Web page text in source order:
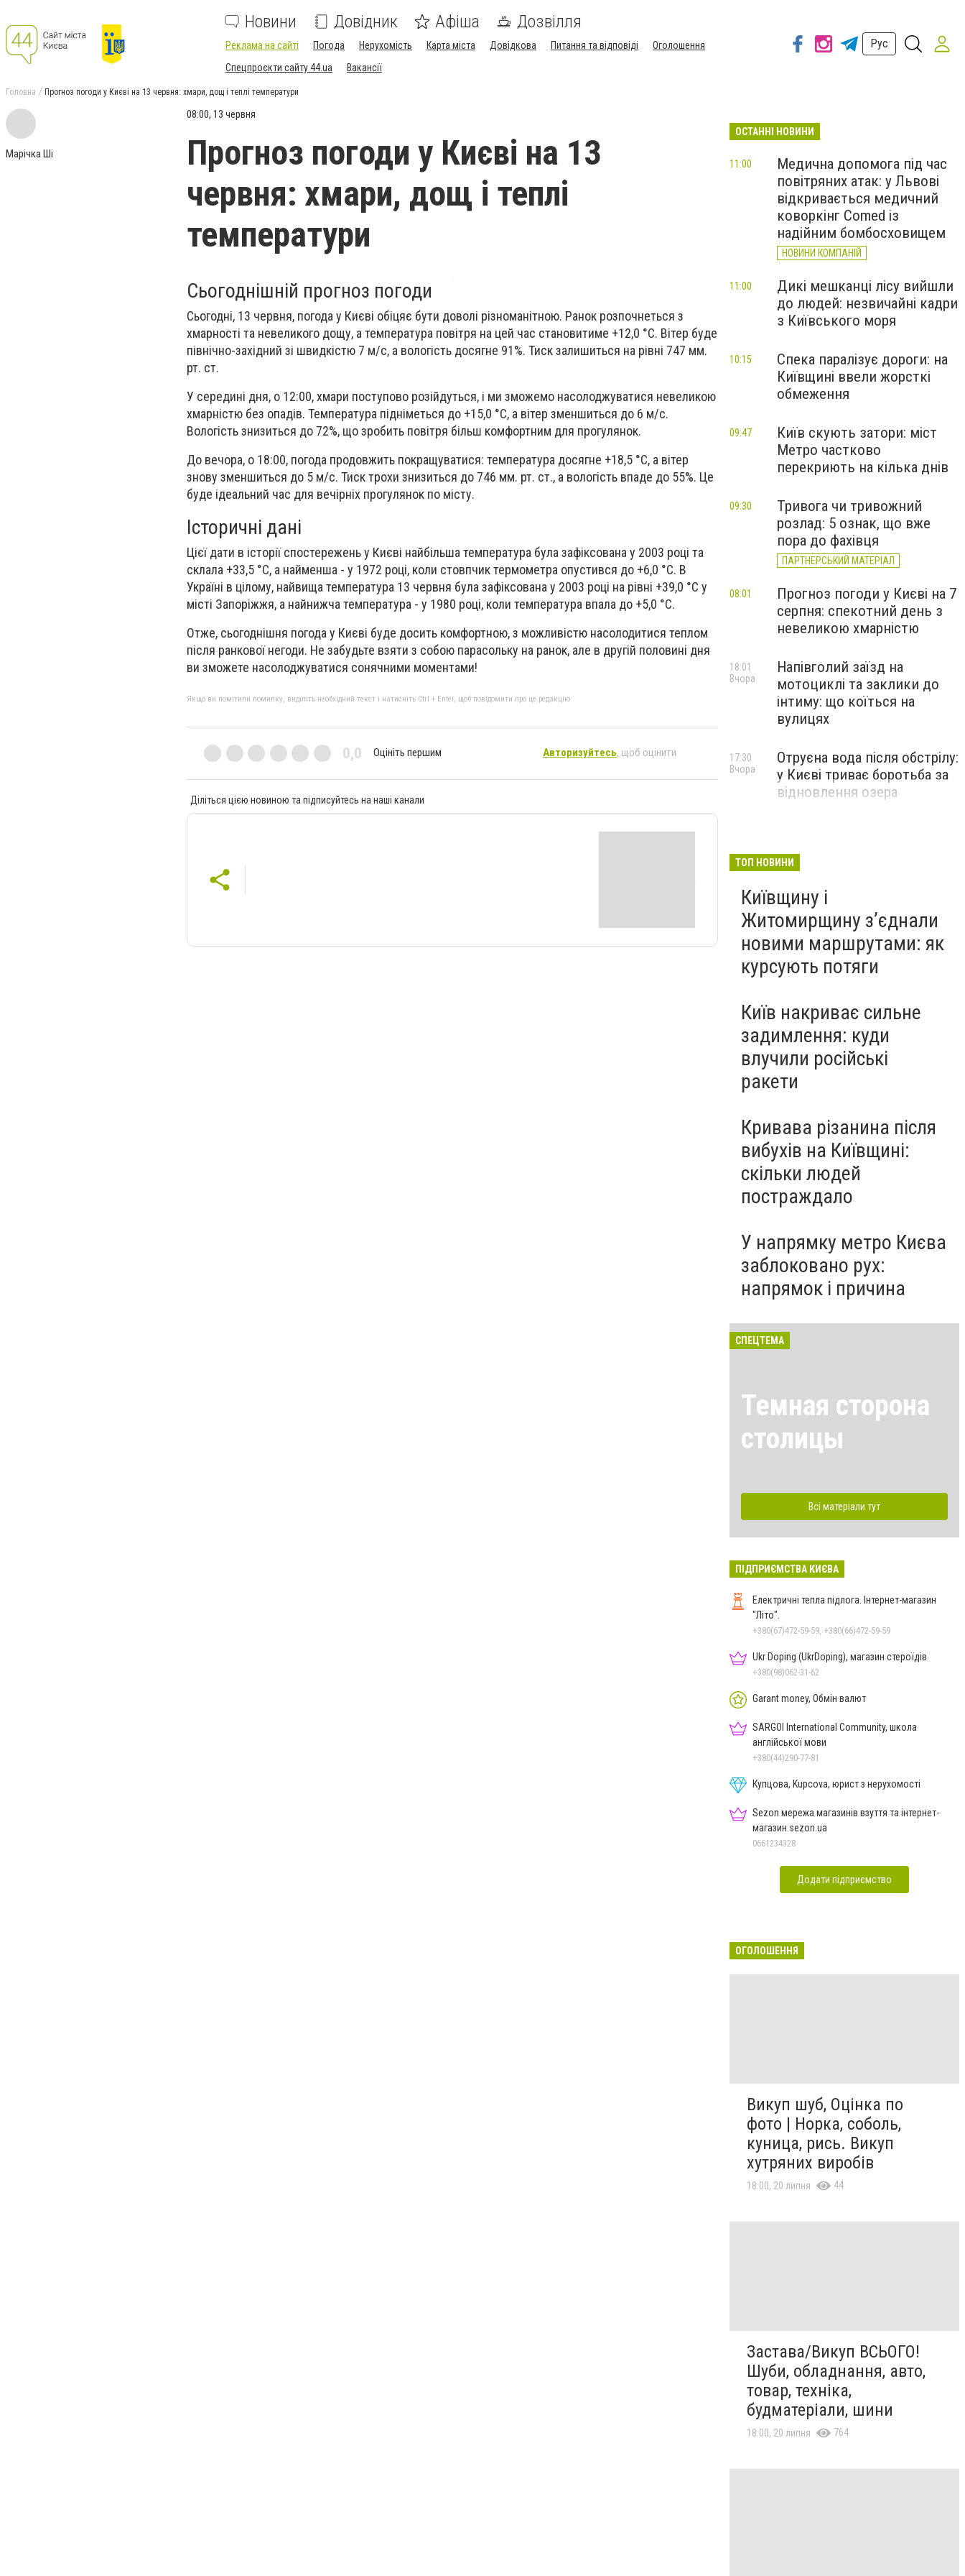
Новини Довідник Афіша Дозвілля
Реклама на сайті Погода Нерухомість Карта міста Довідкова Питання та відповіді
Оголошення
Спецпроєкти сайту 44.ua
Вакансії
Рус
Головна Прогноз погоди у Києві на 13 червня: хмари, дощ і теплі температури
Марічка Ші
08:00, 13 червня
Прогноз погоди у Києві на 13
червня: хмари, дощ і теплі
температури
Сьогоднішній прогноз погоди
Сьогодні, 13 червня, погода у Києві обіцяє бути доволі різноманітною. Ранок розпочнеться з
хмарності та невеликого дощу, а температура повітря на цей час становитиме +12,0 °С. Вітер буде
північно-західний зі швидкістю 7 м/с, а вологість досягне 91%. Тиск залишиться на рівні 747 мм.
рт. ст.
У середині дня, о 12:00, хмари поступово розійдуться, і ми зможемо насолоджуватися невеликою
хмарністю без опадів. Температура підніметься до +15,0 °С, а вітер зменшиться до 6 м/с.
Вологість знизиться до 72%, що зробить повітря більш комфортним для прогулянок.
До вечора, о 18:00, погода продовжить покращуватися: температура досягне +18,5 °С, а вітер
знову зменшиться до 5 м/с. Тиск трохи знизиться до 746 мм. рт. ст., а вологість впаде до 55%. Це
буде ідеальний час для вечірніх прогулянок по місту.
Історичні дані
Цієї дати в історії спостережень у Києві найбільша температура була зафіксована у 2003 році та
склала +33,5 °С, а найменша - у 1972 році, коли стовпчик термометра опустився до +6,0 °С. В
Україні в цілому, найвища температура 13 червня була зафіксована у 2003 році на рівні +39,0 °С у
місті Запоріжжя, а найнижча температура - у 1980 році, коли температура впала до +5,0 °С.
Отже, сьогоднішня погода у Києві буде досить комфортною, з можливістю насолодитися теплом
після ранкової негоди. Не забудьте взяти з собою парасольку на ранок, але в другій половині дня
ви зможете насолоджуватися сонячними моментами!
Якщо ви помітили помилку, виділіть необхідний текст і натисніть Ctrl + Enter, щоб повідомити про це редакцію
0,0 Оцініть першим Авторизуйтесь, щоб оцінити
Діліться цією новиною та підписуйтесь на наші канали
ОСТАННІ НОВИНИ
Медична допомога під час
повітряних атак: у Львові
відкривається медичний
коворкінг Comed із
надійним бомбосховищем
НОВИНИ КОМПАНІЙ
11:00
Дикі мешканці лісу вийшли
до людей: незвичайні кадри
з Київського моря
11:00
Спека паралізує дороги: на
Київщині ввели жорсткі
обмеження
10:15
Київ скують затори: міст
Метро частково
перекриють на кілька днів
09:47
Тривога чи тривожний
розлад: 5 ознак, що вже
пора до фахівця
ПАРТНЕРСЬКИЙ МАТЕРІАЛ
09:30
Прогноз погоди у Києві на 7
серпня: спекотний день з
невеликою хмарністю
08:01
Напівголий заїзд на
мотоциклі та заклики до
інтиму: що коїться на
вулицях
18:01
Вчора
Отруєна вода після обстрілу:
у Києві триває боротьба за
відновлення озера
17:30
Вчора
ТОП НОВИНИ
Київщину і
Житомирщину з’єднали
новими маршрутами: як
курсують потяги
Київ накриває сильне
задимлення: куди
влучили російські
ракети
Кривава різанина після
вибухів на Київщині:
скільки людей
постраждало
У напрямку метро Києва
заблоковано рух:
напрямок і причина
СПЕЦТЕМА
Темная сторона
столицы
Всі матеріали тут
ПІДПРИЄМСТВА КИЄВА
Електричні тепла підлога. Інтернет-магазин
"Літо".
+380(67)472-59-59, +380(66)472-59-59
Ukr Doping (UkrDoping), магазин стероїдів
+380(98)062-31-62
Garant money, Обмін валют
SARGOI International Community, школа
англійської мови
+380(44)290-77-81
Купцова, Kupcova, юрист з нерухомості
Sezon мережа магазинів взуття та інтернет-
магазин sezon.ua
0661234328
Додати підприємство
ОГОЛОШЕННЯ
Викуп шуб, Оцінка по
фото | Норка, соболь,
куница, рись. Викуп
хутряних виробів
18:00, 20 липня 44
Застава/Викуп ВСЬОГО!
Шуби, обладнання, авто,
товар, техніка,
будматеріали, шини
18:00, 20 липня 764